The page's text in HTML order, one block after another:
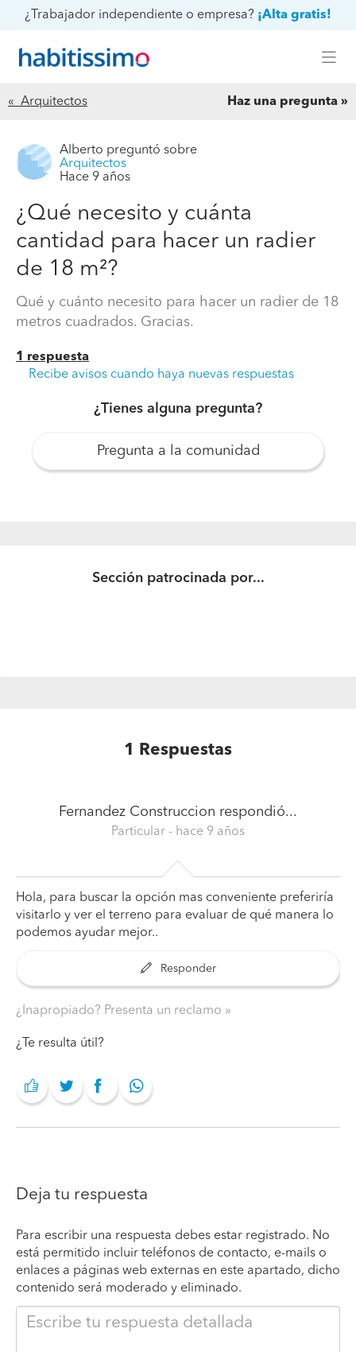
¿Trabajador independiente o empresa? ¡Alta gratis!
« Arquitectos Haz una pregunta
Alberto preguntó sobre
Arquitectos
Hace 9 años
¿Qué necesito y cuánta
cantidad para hacer un radier
de 18 m²?
Qué y cuánto necesito para hacer un radier de 18
metros cuadrados. Gracias.
1 respuesta
Recibe avisos cuando haya nuevas respuestas
¿Tienes alguna pregunta?
Pregunta a la comunidad
Sección patrocinada por...
1 Respuestas
Fernandez Construccion respondió...
Particular - hace 9 años
Hola, para buscar la opción mas conveniente preferiría
visitarlo y ver el terreno para evaluar de qué manera lo
podemos ayudar mejor..
Responder
¿Inapropiado? Presenta un reclamo
¿Te resulta útil?
Deja tu respuesta
Para escribir una respuesta debes estar registrado. No
está permitido incluir teléfonos de contacto, e-mails o
enlaces a páginas web externas en este apartado, dicho
contenido será moderado y eliminado.